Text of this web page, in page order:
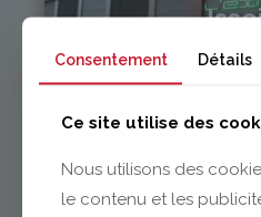
Consentement Détails
Ce site utilise des
Nous utilisons des
le contenu et les